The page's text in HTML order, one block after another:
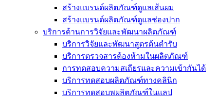
สร้างแบรนด์ผลิตภัณฑ์ดูแลเส้นผม
สร้างแบรนด์ผลิตภัณฑ์ดูแลช่องปาก
บริการด้านการวิจัยและพัฒนาผลิตภัณฑ์
บริการวิจัยและพัฒนาสูตรต้นตำรับ
บริการตรวจสารต้องห้ามในผลิตภัณฑ์
การทดสอบความสเถียรและความเข้ากันได้
บริการทดสอบผลิตภัณฑ์ทางคลินิก
บริการทดสอบพผลิตภัณฑ์ในแลป